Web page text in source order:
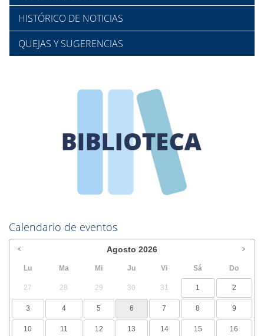
HISTÓRICO DE NOTICIAS
QUEJAS Y SUGERENCIAS
Calendario de eventos
Agosto 2026
Lu Ma Mi Ju Vi Sá Do
27 28 29 30 31 1 2
3 4 5 6 7 8 9
10 11 12 13 14 15 16